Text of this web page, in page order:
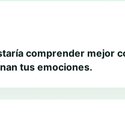
comprender mejor
tus emociones.